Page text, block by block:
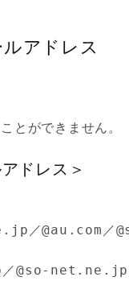
アドレス
ドレス＞
@so-